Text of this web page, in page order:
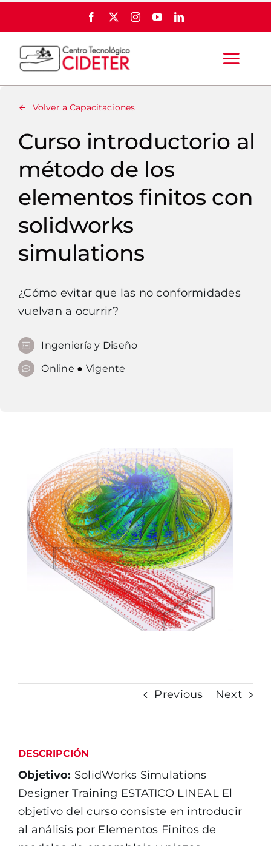
to
content
INICIO
QUIÉNES SOMOS
SOCIOS
SERVICIOS
CONTACTO
Volver a Capacitaciones
Curso introductorio al
método de los
elementos finitos con
solidworks
simulations
¿Cómo evitar que las no conformidades
vuelvan a ocurrir?
Ingeniería y Diseño
Online ● Vigente
Previous Next
DESCRIPCIÓN
Objetivo: SolidWorks Simulations
Designer Training ESTATICO LINEAL El
objetivo del curso consiste en introducir
al análisis por Elementos Finitos de